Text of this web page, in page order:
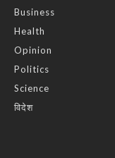
Business
Health
Opinion
Politics
Science
विदेश